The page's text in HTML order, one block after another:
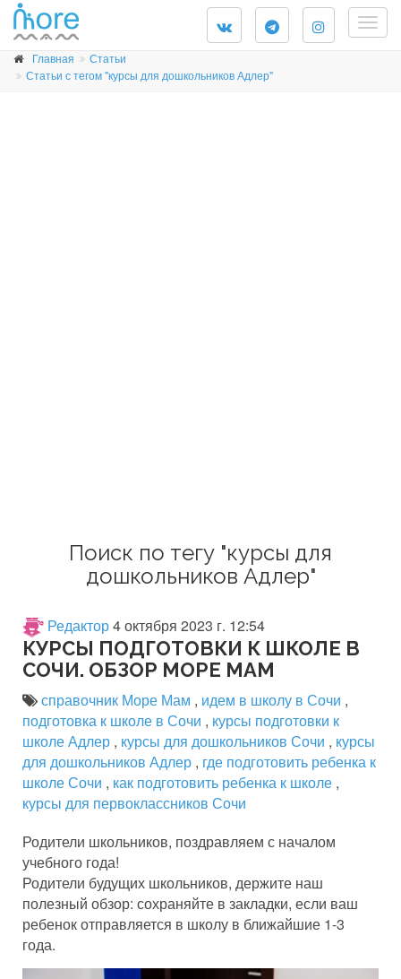
Главная
Статьи
Статьи с тегом "курсы для дошкольников Адлер"
Поиск по тегу "курсы для
дошкольников Адлер"
Редактор4 октября 2023 г. 12:54
КУРСЫ ПОДГОТОВКИ К ШКОЛЕ В
СОЧИ. ОБЗОР МОРЕ МАМ
справочник Море Мам , идем в школу в Сочи ,
подготовка к школе в Сочи , курсы подготовки к
школе Адлер , курсы для дошкольников Сочи , курсы
для дошкольников Адлер , где подготовить ребенка к
школе Сочи , как подготовить ребенка к школе ,
курсы для первоклассников Сочи
Родители школьников, поздравляем с началом
учебного года! ⠀
Родители будущих школьников, держите наш
полезный обзор: сохраняйте в закладки, если ваш
ребенок отправляется в школу в ближайшие 1-3
года.